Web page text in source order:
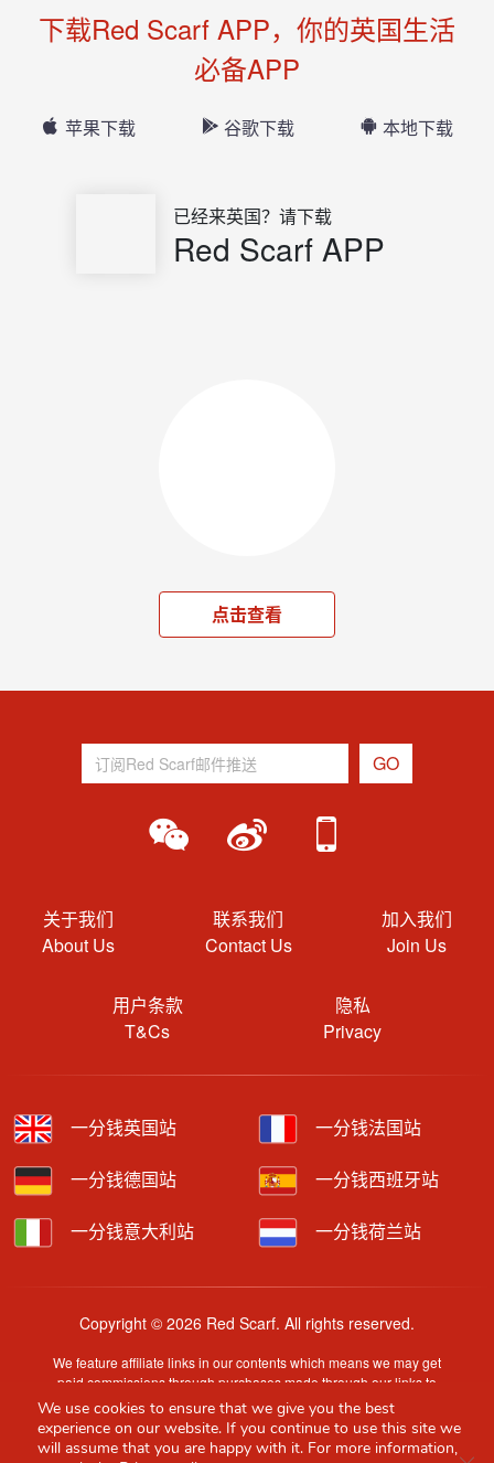
下载Red Scarf APP，你的英国生活
必备APP
苹果下载 谷歌下载 本地下载
已经来英国？请下载
Red Scarf APP
点击查看
关于我们
About Us
联系我们
Contact Us
加入我们
Join Us
用户条款
T&Cs
隐私
Privacy
一分钱英国站 一分钱法国站
一分钱德国站 一分钱西班牙站
一分钱意大利站 一分钱荷兰站
Copyright © 2026 Red Scarf. All rights reserved.
We feature affiliate links in our contents which means we may get
paid commissions through purchases made through our links to
retailer sites.
Content is provided by users, brands or merchants. Some
information may have been generated by AI and is provided for
We use cookies to ensure that we give you the best
experience on our website. If you continue to use this site we
will assume that you are happy with it. For more information,